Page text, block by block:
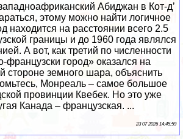
Абиджан в Кот-д’
этому можно найти логичное
находится на расстоянии всего 2.5
границы и до 1960 года являлся
А вот, как третий по численности
французски город» оказался на
стороне земного шара, объяснить
Монреаль – самое большое
провинции Квебек. Но это уже
Канада – французская. ...
23 07 2026 14:45:59